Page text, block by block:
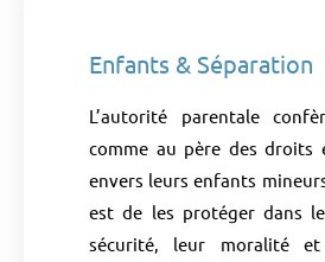
Enfants & Séparation
L’autorité parentale
comme au père des droits
envers leurs enfants
est de les protéger dans
sécurité, leur moralité